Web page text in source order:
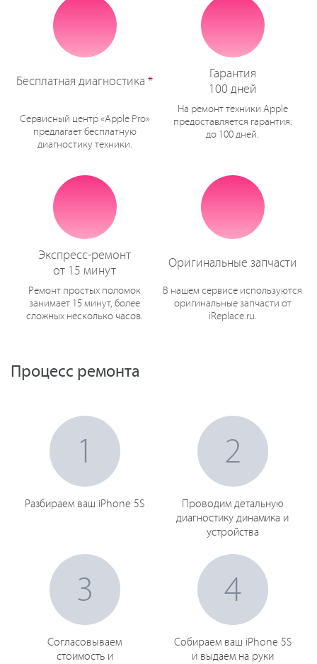
Бесплатная диагностика *
Сервисный центр «Apple Pro»
предлагает бесплатную
диагностику техники.
Гарантия
100 дней
На ремонт техники Apple
предоставляется гарантия:
до 100 дней.
Экспресс-ремонт
от 15 минут
Ремонт простых поломок
занимает 15 минут, более
сложных несколько часов.
Оригинальные запчасти
В нашем сервисе используются
оригинальные запчасти от
iReplace.ru.
Процесс ремонта
1
Разбираем ваш iPhone 5S
2
Проводим детальную
диагностику динамика и
устройства
3
Согласовываем
стоимость и
4
Собираем ваш iPhone 5S
и выдаем на руки